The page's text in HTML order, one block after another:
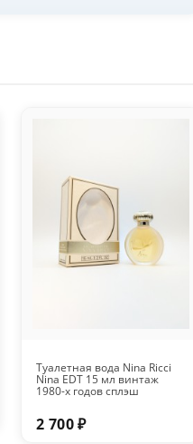
Туалетная вода Nina Ricci
Nina EDT 15 мл винтаж
1980-х годов сплэш
2 700 ₽